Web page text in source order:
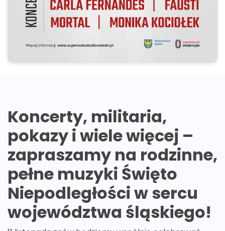
Koncerty, militaria,
pokazy i wiele więcej –
zapraszamy na rodzinne,
pełne muzyki Święto
Niepodległości w sercu
województwa śląskiego!